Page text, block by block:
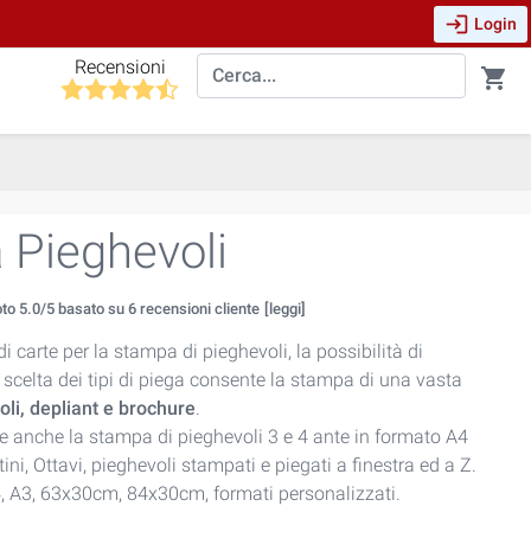
login Login
Recensioni shopping_cart
5.0/5 basato su6 recensioni cliente [leggi]
carte per la stampa di pieghevoli, la possibilità di
dei tipi di piega consente la stampa di una vasta
depliant e brochure.
anche la stampa di pieghevoli 3 e 4 ante in formato A4
Ottavi, pieghevoli stampati e piegati a finestra ed a Z.
A3, 63x30cm, 84x30cm, formati personalizzati.